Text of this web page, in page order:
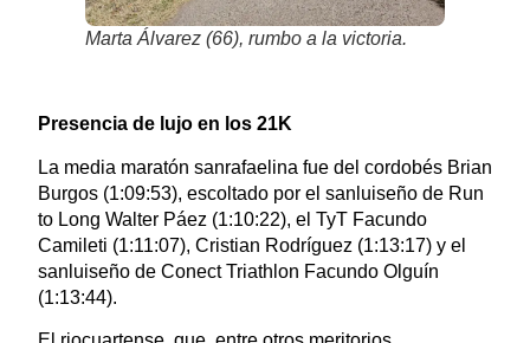
Marta Álvarez (66), rumbo a la victoria.
Presencia de lujo en los 21K
La media maratón sanrafaelina fue del cordobés Brian
Burgos (1:09:53), escoltado por el sanluiseño de Run
to Long Walter Páez (1:10:22), el TyT Facundo
Camileti (1:11:07), Cristian Rodríguez (1:13:17) y el
sanluiseño de Conect Triathlon Facundo Olguín
(1:13:44).